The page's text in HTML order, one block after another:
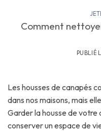
Comment
PUBLIÉ
Les housses de canapés
dans nos maisons, mais
Garder la housse de
conserver un espace de